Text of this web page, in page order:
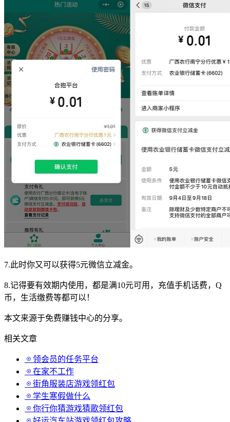
7.此时你又可以获得5元微信立减金。
8.记得要有效期内使用，都是满10元可用，充值手机话费，Q
币，生活缴费等都可以！
本文来源于免费赚钱中心的分享。
相关文章
领会员的任务平台
在家不工作
街角服装店游戏领红包
学生寒假做什么
你行你猜游戏猜歌领红包